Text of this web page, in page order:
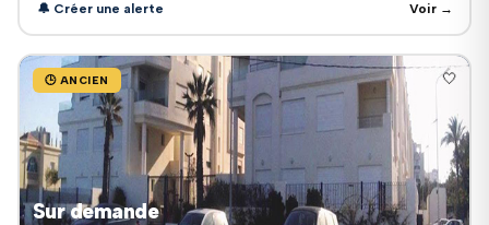
🔔 Créer une alerte Voir →
🕒 ANCIEN 🤍
Sur demande